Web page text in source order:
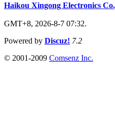
Haikou Xingong Electronics
GMT+8, 2026-8-7 07:32.
Powered by Discuz! 7.2
© 2001-2009 Comsenz Inc.